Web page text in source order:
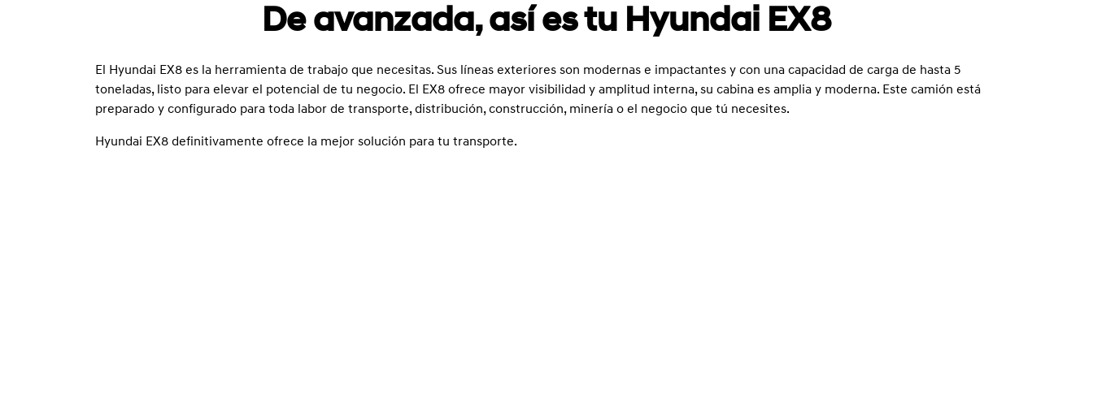
De avanzada, así es tu Hyundai EX8
El Hyundai EX8 es la herramienta de trabajo que necesitas. Sus líneas exteriores son modernas e impactantes y con una capacidad de carga de hasta 5
toneladas, listo para elevar el potencial de tu negocio. El EX8 ofrece mayor visibilidad y amplitud interna, su cabina es amplia y moderna. Este camión está
preparado y configurado para toda labor de transporte, distribución, construcción, minería o el negocio que tú necesites.
Hyundai EX8 definitivamente ofrece la mejor solución para tu transporte.